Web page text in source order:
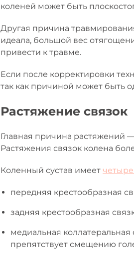
коленей может быть
Другая причина
идеала, большой вес
привести к травме.
Если после корректировки
так как причиной может быть
Растяжение связок
Главная причина растяжений
Растяжения связок колена
Коленный сустав имеет
передняя крестообразная
задняя крестообразная
медиальная
препятствует смещению